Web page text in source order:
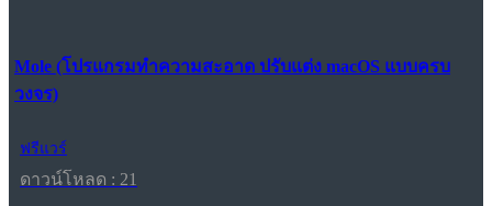
Mole (โปรแกรมทำความสะอาด ปรับแต่ง macOS แบบครบ
วงจร)
ฟรีแวร์
ดาวน์โหลด : 21